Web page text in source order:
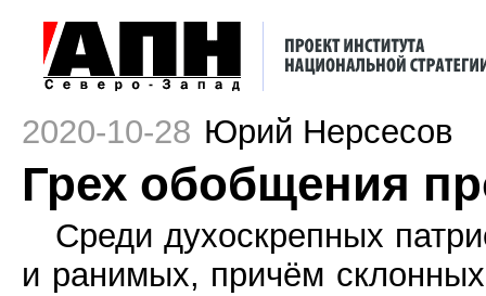
2020-10-28 Юрий Нерсесов
Грех обобщения
Среди духоскрепных
и ранимых, причём